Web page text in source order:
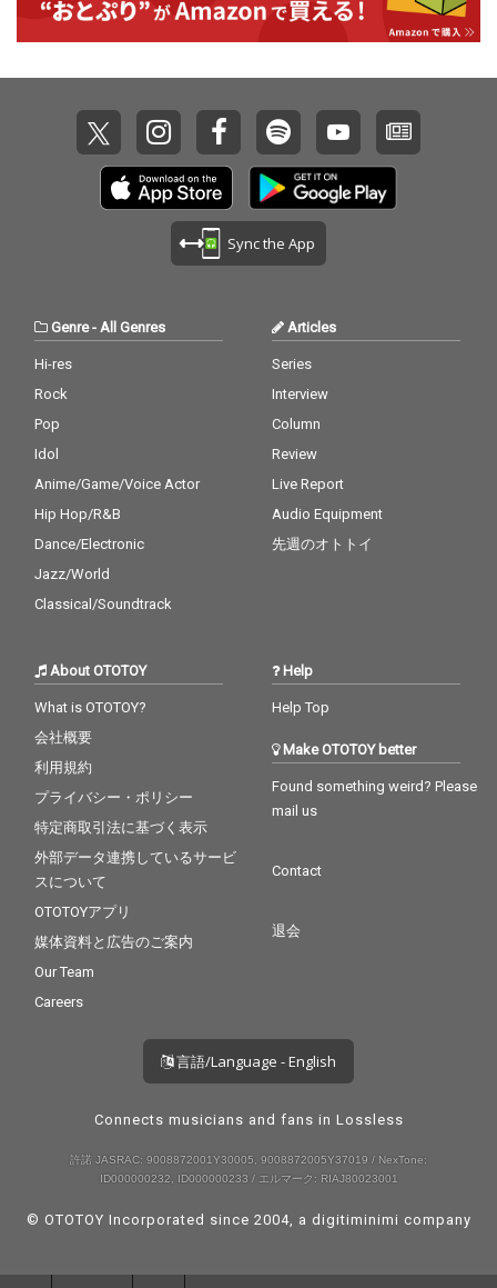
Sync the App
Genre- All Genres
Hi-res
Rock
Pop
Idol
Anime/Game/Voice Actor
Hip Hop/R&B
Dance/Electronic
Jazz/World
Classical/Soundtrack
Articles
Series
Interview
Column
Review
Live Report
Audio Equipment
先週のオトトイ
About OTOTOY
What is OTOTOY?
会社概要
利用規約
プライバシー・ポリシー
特定商取引法に基づく表示
外部データ連携しているサービ
スについて
OTOTOYアプリ
媒体資料と広告のご案内
Our Team
Careers
Help
Help Top
Make OTOTOY better
Found something weird? Please
mail us
Contact
退会
言語/Language - English
Connects musicians and fans in Lossless
許諾 JASRAC: 9008872001Y30005, 9008872005Y37019 / NexTone:
ID000000232, ID000000233 / エルマーク: RIAJ80023001
© OTOTOY Incorporated since 2004, a digitiminimi company